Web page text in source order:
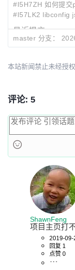
#I5H7ZH 如何提交
#I57LK2 libconfig
最近提交:
1201ae83
fix:
aa56b6bd
fix:
master 分支：
本站新闻禁止未经授
评论: 5
ShawnFeng
项目主页打
2019-09-
回复 1
点赞 0